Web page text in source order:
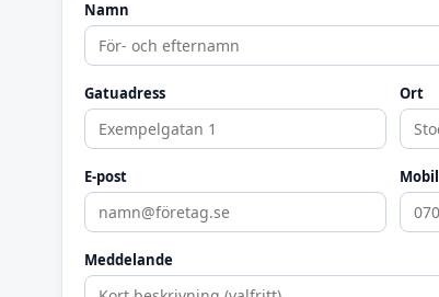
Namn
Gatuadress Ort
E-post Mobil
Meddelande